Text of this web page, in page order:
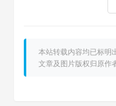
本站转载内容均已标明
文章及图片版权归原作